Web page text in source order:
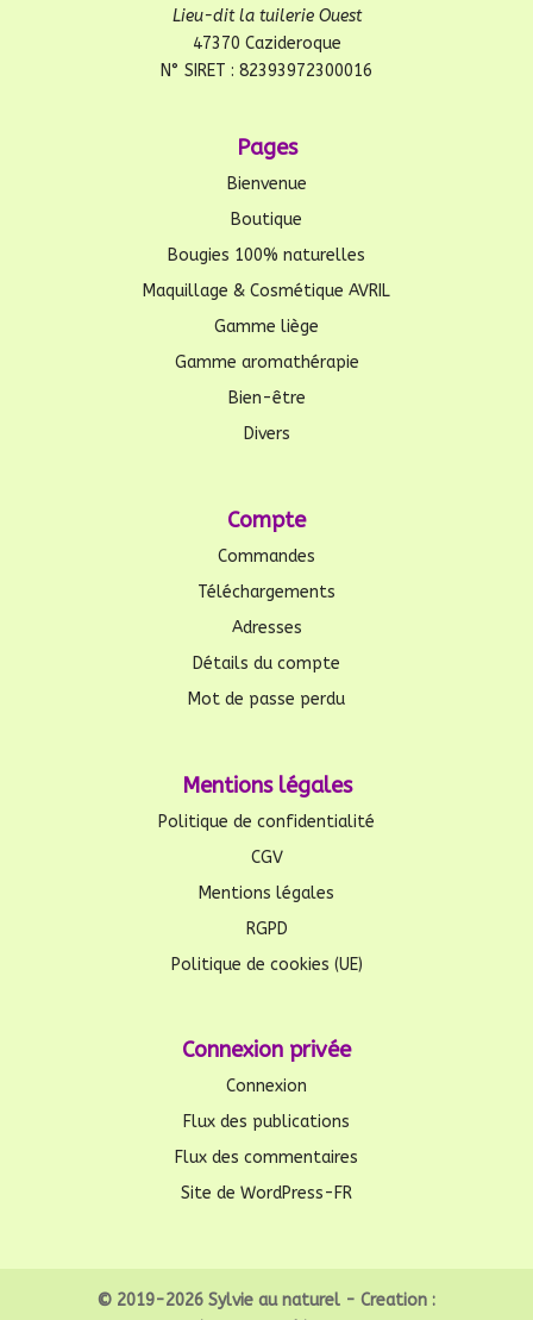
Lieu-dit la tuilerie Ouest
47370 Cazideroque
N° SIRET : 82393972300016
Pages
Bienvenue
Boutique
Bougies 100% naturelles
Maquillage & Cosmétique AVRIL
Gamme liège
Gamme aromathérapie
Bien-être
Divers
Compte
Commandes
Téléchargements
Adresses
Détails du compte
Mot de passe perdu
Mentions légales
Politique de confidentialité
CGV
Mentions légales
RGPD
Politique de cookies (UE)
Connexion privée
Connexion
Flux des publications
Flux des commentaires
Site de WordPress-FR
© 2019-2026 Sylvie au naturel - Creation :